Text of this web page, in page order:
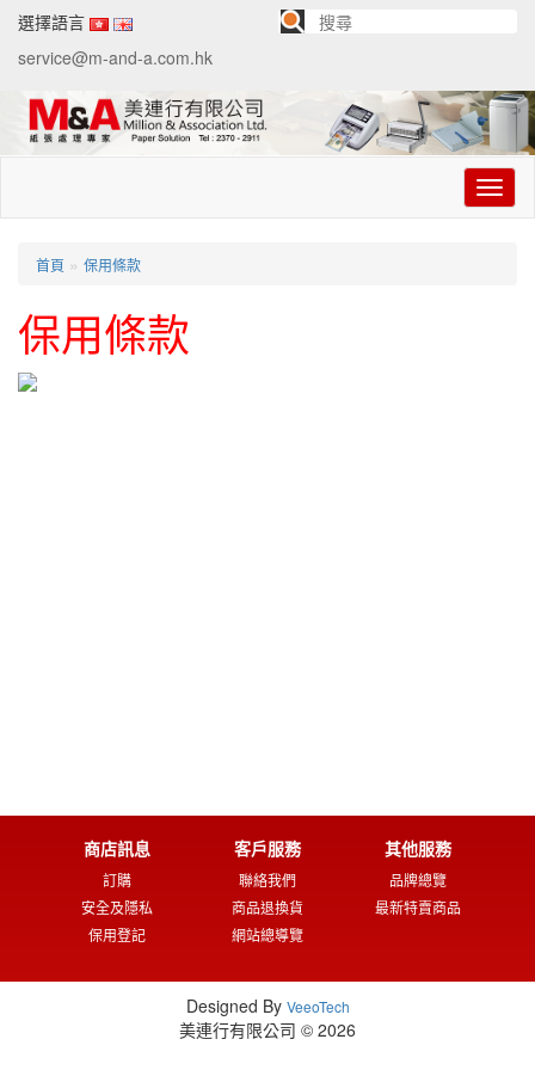
選擇語言
service@m-and-a.com.hk
切
换
首頁 » 保用條款
保用條款
商店訊息
訂購
安全及隱私
保用登記
客戶服務
聯絡我們
商品退換貨
網站總導覽
其他服務
品牌總覽
最新特賣商品
Designed By VeeoTech
美連行有限公司 © 2026